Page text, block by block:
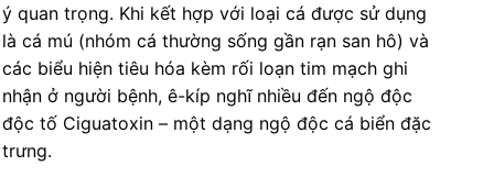
ý quan trọng. Khi kết hợp với loại cá được sử dụng
là cá mú (nhóm cá thường sống gần rạn san hô) và
các biểu hiện tiêu hóa kèm rối loạn tim mạch ghi
nhận ở người bệnh, ê-kíp nghĩ nhiều đến ngộ độc
độc tố Ciguatoxin – một dạng ngộ độc cá biển đặc
trưng.